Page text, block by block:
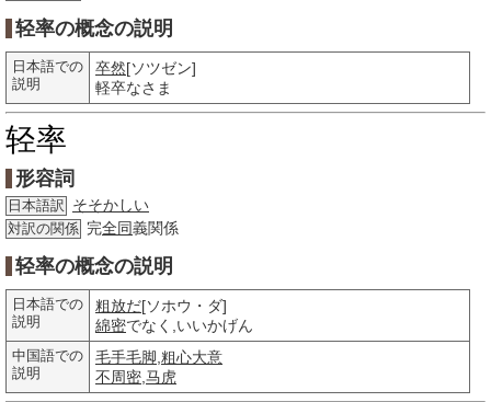
轻率の概念の説明
日本語での
説明
卒然[ソツゼン]
軽卒なさま
轻率
形容詞
日本語訳 そそかしい
対訳の関係 完全同義関係
轻率の概念の説明
日本語での
説明
粗放だ[ソホウ・ダ]
綿密でなく,いいかげん
中国語での
説明
毛手毛脚 粗心大意
不周密 马虎